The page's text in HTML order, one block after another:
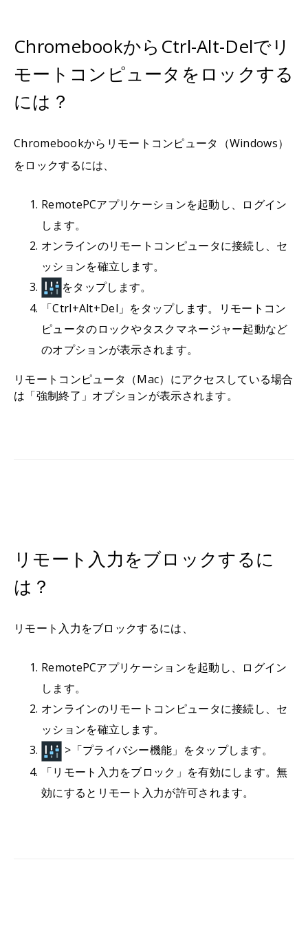
ChromebookからCtrl-Alt-Delでリ
モートコンピュータをロックする
には？
Chromebookからリモートコンピュータ（Windows）
をロックするには、
RemotePCアプリケーションを起動し、ログイン
します。
オンラインのリモートコンピュータに接続し、セ
ッションを確立します。
をタップします。
「Ctrl+Alt+Del」をタップします。リモートコン
ピュータのロックやタスクマネージャー起動など
のオプションが表示されます。
リモートコンピュータ（Mac）にアクセスしている場合
は「強制終了」オプションが表示されます。
リモート入力をブロックするに
は？
リモート入力をブロックするには、
RemotePCアプリケーションを起動し、ログイン
します。
オンラインのリモートコンピュータに接続し、セ
ッションを確立します。
>「プライバシー機能」をタップします。
「リモート入力をブロック」を有効にします。無
効にするとリモート入力が許可されます。